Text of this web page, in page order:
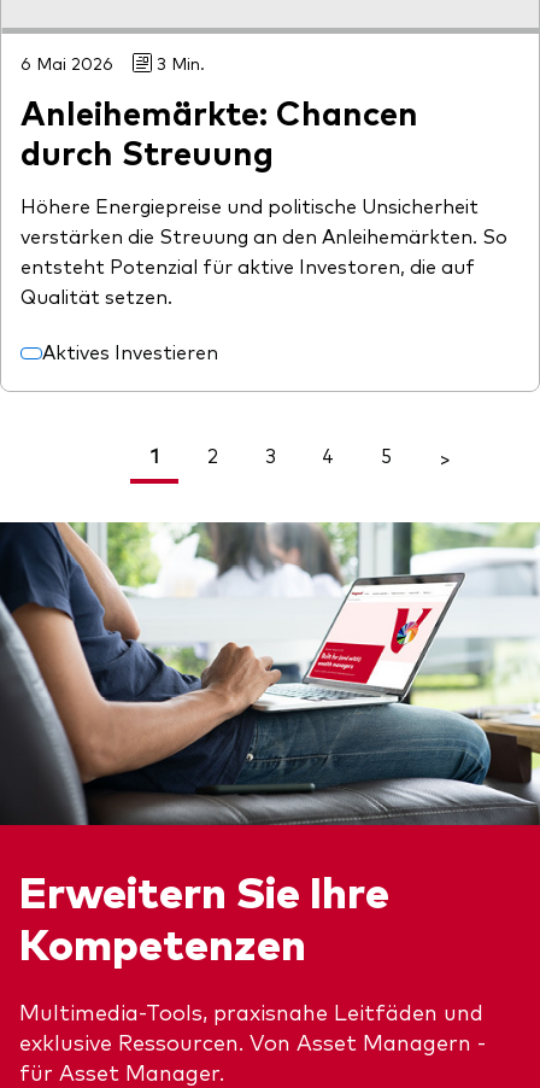
6 Mai 2026 3 Min.
Anleihemärkte: Chancen
durch Streuung
Höhere Energiepreise und politische Unsicherheit
verstärken die Streuung an den Anleihemärkten. So
entsteht Potenzial für aktive Investoren, die auf
Qualität setzen.
Aktives Investieren
1 2 3 4 5 >
Erweitern Sie Ihre
Kompetenzen
Multimedia-Tools, praxisnahe Leitfäden und
exklusive Ressourcen. Von Asset Managern -
für Asset Manager.